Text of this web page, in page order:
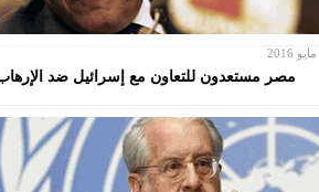
مصر مستعدون للتعاون مع إسرائيل ضد